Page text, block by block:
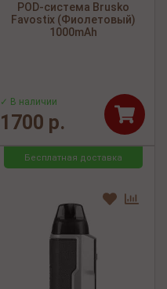
POD-система Brusko
Favostix (Фиолетовый)
1000mAh
✓ В наличии
1700 р.
Бесплатная доставка